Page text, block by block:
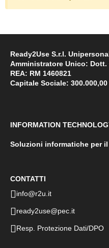
Ready2Use S.r.l.
Amministratore Unico:
REA: RM 1460821
Capitale Sociale:
INFORMATION
Soluzioni informatiche per
CONTATTI
info@r2u.it
ready2use@pec.it
Resp. Protezione Dati/DPO